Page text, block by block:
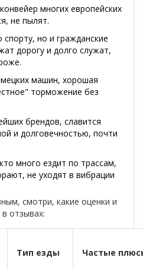
многих европейских
не пылят.
но и гражданские
дорогу и долго служат,
машин, хорошая
торможение без
брендов, славится
и долговечностью, почти
много ездит по трассам,
не уходят в вибрации
смотри, какие оценки и
отзывах:
Тип езды Частые